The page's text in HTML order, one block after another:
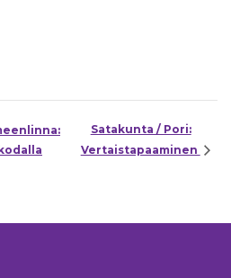
Satakunta / Pori:
Vertaistapaaminen